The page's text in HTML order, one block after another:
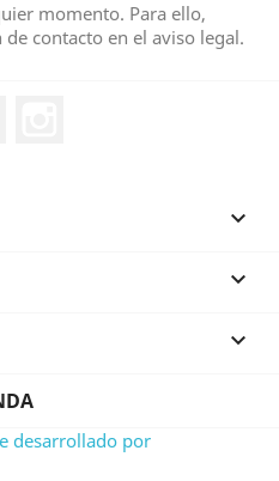
momento. Para ello,
contacto en el aviso legal.



desarrollado por